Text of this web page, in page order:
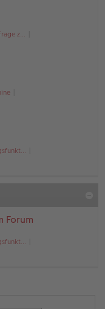
z…
Forum